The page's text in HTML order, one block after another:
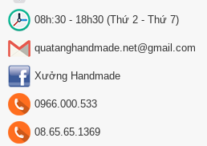
08h:30 - 18h30 (Thứ 2 - Thứ 7)
quatanghandmade.net@gmail.com
Xưởng Handmade
0966.000.533
08.65.65.1369